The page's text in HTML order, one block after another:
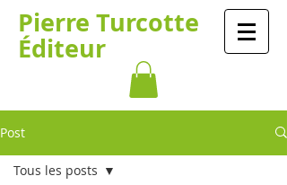
Pierre Turcotte
Éditeur
Post
Tous les posts